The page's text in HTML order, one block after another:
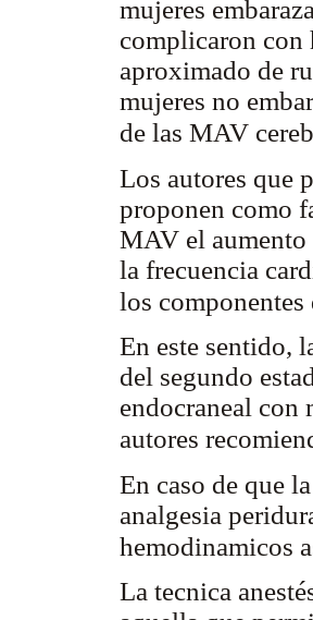
mujeres
complicaron con
aproximado de
mujeres no
de las MAV
Los autores que
proponen como
MAV el aumento
la frecuencia
los
En este sentido,
del segundo
endocraneal con
autores
En caso de que
analgesia
hemodinamicos
La tecnica